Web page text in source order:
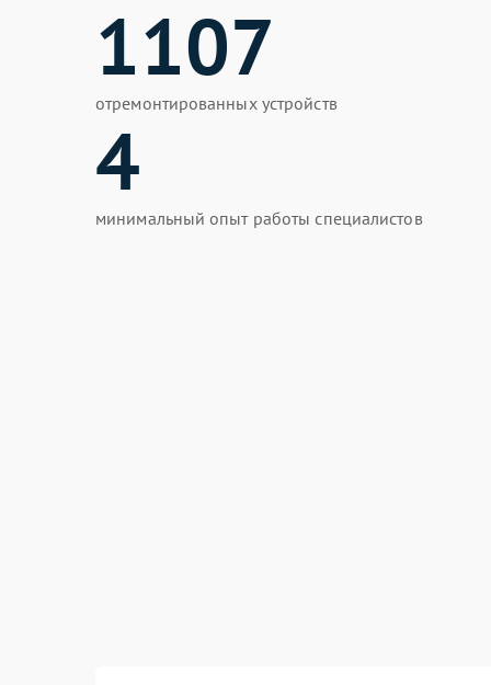
1107
отремонтированных устройств
4
минимальный опыт работы специалистов